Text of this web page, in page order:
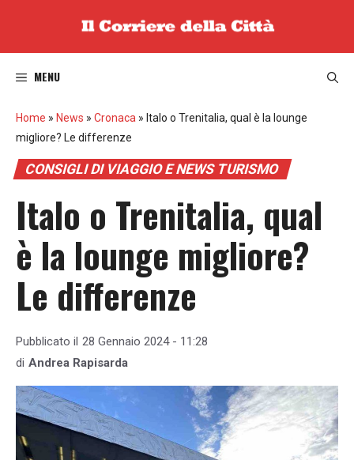
MENU
Home » News » Cronaca » Italo o Trenitalia, qual è la lounge
migliore? Le differenze
CONSIGLI DI VIAGGIO E NEWS TURISMO
Italo o Trenitalia, qual
è la lounge migliore?
Le differenze
Pubblicato il 28 Gennaio 2024 - 11:28
di Andrea Rapisarda